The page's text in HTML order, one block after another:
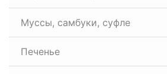
Муссы, самбуки, суфле
Печенье